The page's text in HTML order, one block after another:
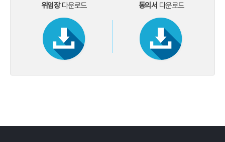
위임장다운로드 동의서 다운로드